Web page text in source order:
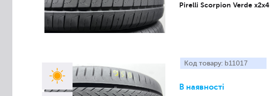
Pirelli Scorpion Verde x2x4
Код товару: b11017
В наявності